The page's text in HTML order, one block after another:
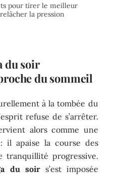
pour tirer le meilleur
la pression
du soir
du sommeil
à la tombée du
refuse de s’arrêter.
alors comme une
il apaise la course des
tranquillité progressive.
du soirs’est imposée